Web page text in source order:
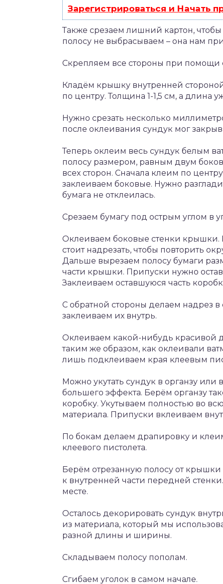
Зарегистрироваться и Начать
Также срезаем лишний картон,
полосу не выбрасываем – она нам
Скрепляем все стороны при помощи
Кладём крышку внутренней
по центру. Толщина 1-1,5 см, а длина
Нужно срезать несколько
после оклеивания сундук мог
Теперь оклеим весь сундук белым
полосу размером, равным двум
всех сторон. Сначала клеим по
заклеиваем боковые. Нужно
бумага не отклеилась.
Срезаем бумагу под острым углом в
Оклеиваем боковые стенки крышки.
стоит надрезать, чтобы повторить
Дальше вырезаем полосу бумаги
части крышки. Припуски нужно
Заклеиваем оставшуюся часть
С обратной стороны делаем надрез
заклеиваем их внутрь.
Оклеиваем какой-нибудь красивой
таким же образом, как оклеивали
лишь подклеиваем края клеевым
Можно укутать сундук в органзу
большего эффекта. Берём органзу
коробку. Укутываем полностью во
материала. Припуски вклеиваем
По бокам делаем драпировку и
клеевого пистолета.
Берём отрезанную полосу от
к внутренней части передней
месте.
Осталось декорировать сундук
из материала, который мы
разной длины и ширины.
Складываем полосу пополам.
Сгибаем уголок в самом начале.